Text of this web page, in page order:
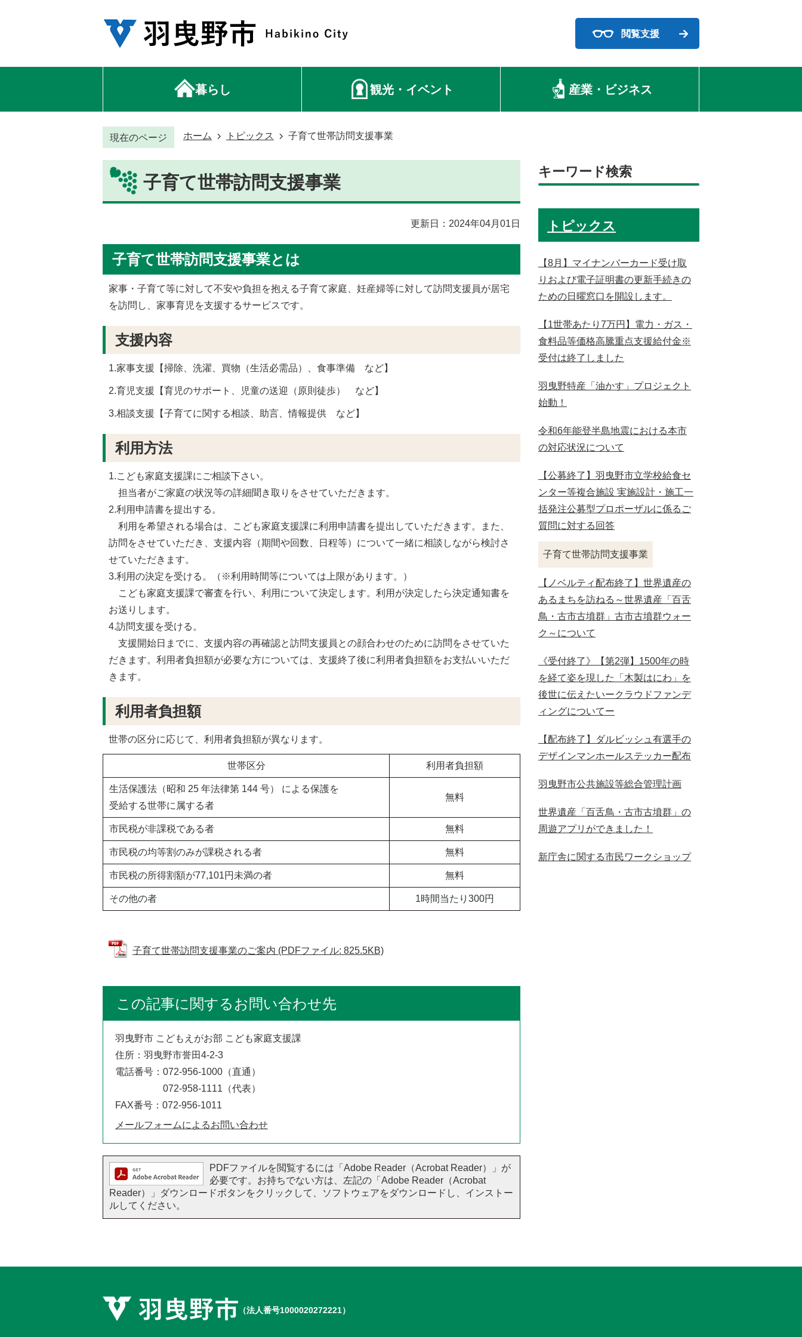
閲覧支援
暮らし 観光・イベント 産業・ビジネス
現在のページ ホーム トピックス 子育て世帯訪問支援事業
子育て世帯訪問支援事業
更新日：2024年04月01日
子育て世帯訪問支援事業とは
家事・子育て等に対して不安や負担を抱える子育て家庭、妊産婦等に対して訪問支援員が居宅
を訪問し、家事育児を支援するサービスです。
支援内容
1.家事支援【掃除、洗濯、買物（生活必需品）、食事準備 など】
2.育児支援【育児のサポート、児童の送迎（原則徒歩） など】
3.相談支援【子育てに関する相談、助言、情報提供 など】
利用方法
1.こども家庭支援課にご相談下さい。
担当者がご家庭の状況等の詳細聞き取りをさせていただきます。
2.利用申請書を提出する。
利用を希望される場合は、こども家庭支援課に利用申請書を提出していただきます。また、
訪問をさせていただき、支援内容（期間や回数、日程等）について一緒に相談しながら検討さ
せていただきます。
3.利用の決定を受ける。（※利用時間等については上限があります。）
こども家庭支援課で審査を行い、利用について決定します。利用が決定したら決定通知書を
お送りします。
4.訪問支援を受ける。
支援開始日までに、支援内容の再確認と訪問支援員との顔合わせのために訪問をさせていた
だきます。利用者負担額が必要な方については、支援終了後に利用者負担額をお支払いいただ
きます。
利用者負担額
世帯の区分に応じて、利用者負担額が異なります。
世帯区分 利用者負担額
生活保護法（昭和 25 年法律第 144 号） による保護を
受給する世帯に属する者
無料
市民税が非課税である者 無料
市民税の均等割のみが課税される者 無料
市民税の所得割額が77,101円未満の者 無料
その他の者 1時間当たり300円
子育て世帯訪問支援事業のご案内 (PDFファイル: 825.5KB)
この記事に関するお問い合わせ先
羽曳野市 こどもえがお部 こども家庭支援課
住所：羽曳野市誉田4‐2‐3
電話番号：072-956-1000（直通）
072-958-1111（代表）
FAX番号：072-956-1011
メールフォームによるお問い合わせ
PDFファイルを閲覧するには「Adobe Reader（Acrobat Reader）」が
必要です。お持ちでない方は、左記の「Adobe Reader（Acrobat
Reader）」ダウンロードボタンをクリックして、ソフトウェアをダウンロードし、インストー
ルしてください。
キーワード検索
トピックス
【8月】マイナンバーカード受け取
りおよび電子証明書の更新手続きの
ための日曜窓口を開設します。
【1世帯あたり7万円】電力・ガス・
食料品等価格高騰重点支援給付金※
受付は終了しました
羽曳野特産「油かす」プロジェクト
始動！
令和6年能登半島地震における本市
の対応状況について
【公募終了】羽曳野市立学校給食セ
ンター等複合施設 実施設計・施工一
括発注公募型プロポーザルに係るご
質問に対する回答
子育て世帯訪問支援事業
【ノベルティ配布終了】世界遺産の
あるまちを訪ねる～世界遺産「百舌
鳥・古市古墳群」古市古墳群ウォー
ク～について
《受付終了》【第2弾】1500年の時
を経て姿を現した「木製はにわ」を
後世に伝えたいークラウドファンデ
ィングについてー
【配布終了】ダルビッシュ有選手の
デザインマンホールステッカー配布
羽曳野市公共施設等総合管理計画
世界遺産「百舌鳥・古市古墳群」の
周遊アプリができました！
新庁舎に関する市民ワークショップ
（法人番号1000020272221）